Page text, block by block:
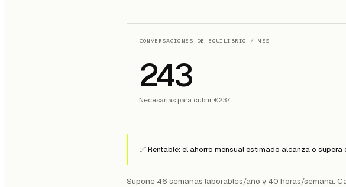
CONVERSACIONES DE EQUILIBRIO / MES
243
Necesarias para cubrir €237
✅ Rentable: el ahorro mensual estimado alcanza o supera
Supone 46 semanas laborables/año y 40 horas/semana.